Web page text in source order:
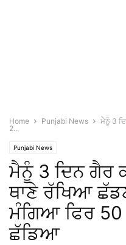
Home Punjabi News
ਮੈਨੂੰ 3
2...
Punjabi News
ਮੈਨੂੰ 3 ਦਿਨ ਗੈਰ
ਥਾਣੇ ਰੱਖਿਆ
ਮੰਗਿਆ ਫਿਰ
ਛੱਡਿਆ